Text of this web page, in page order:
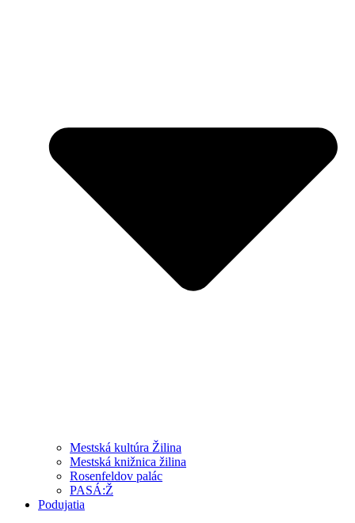
Mestská kultúra Žilina
Mestská knižnica žilina
Rosenfeldov palác
PASÁ:Ž
Podujatia